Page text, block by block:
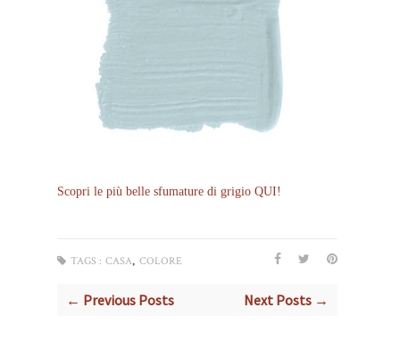
Scopri le più belle sfumature di grigio QUI!
TAGS : CASA, COLORE
← Previous Posts Next Posts →